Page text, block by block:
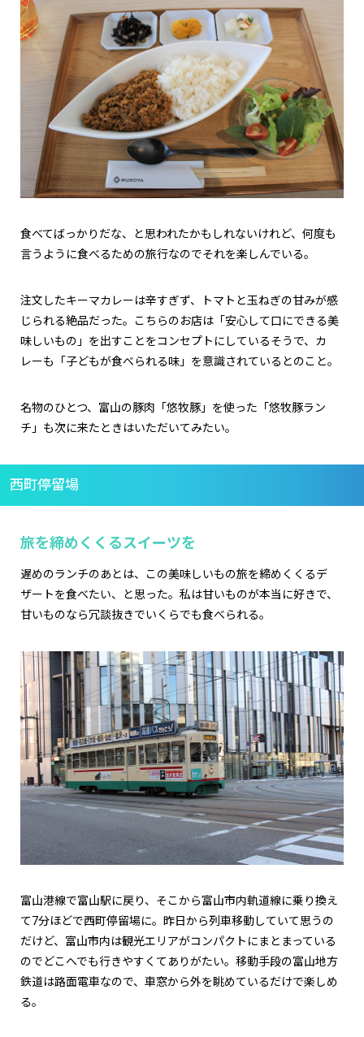
食べてばっかりだな、と思われたかもしれないけれど、何度も
言うように食べるための旅行なのでそれを楽しんでいる。
注文したキーマカレーは辛すぎず、トマトと玉ねぎの甘みが感
じられる絶品だった。こちらのお店は「安心して口にできる美
味しいもの」を出すことをコンセプトにしているそうで、カ
レーも「子どもが食べられる味」を意識されているとのこと。
名物のひとつ、富山の豚肉「悠牧豚」を使った「悠牧豚ラン
チ」も次に来たときはいただいてみたい。
西町停留場
旅を締めくくるスイーツを
遅めのランチのあとは、この美味しいもの旅を締めくくるデ
ザートを食べたい、と思った。私は甘いものが本当に好きで、
甘いものなら冗談抜きでいくらでも食べられる。
富山港線で富山駅に戻り、そこから富山市内軌道線に乗り換え
て7分ほどで西町停留場に。昨日から列車移動していて思うの
だけど、富山市内は観光エリアがコンパクトにまとまっている
のでどこへでも行きやすくてありがたい。移動手段の富山地方
鉄道は路面電車なので、車窓から外を眺めているだけで楽しめ
る。